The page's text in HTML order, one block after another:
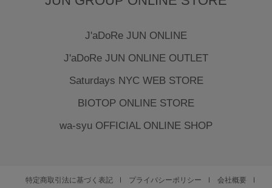
J'aDoRe JUN ONLINE
J'aDoRe JUN ONLINE OUTLET
Saturdays NYC WEB STORE
BIOTOP ONLINE STORE
wa-syu OFFICIAL ONLINE SHOP
特定商取引法に基づく表記 プライバシーポリシー 会社概要